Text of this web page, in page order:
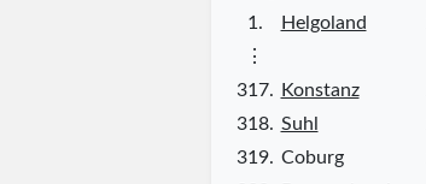
1.
Helgoland
⋮
317.
Konstanz
318. Suhl
319. Coburg